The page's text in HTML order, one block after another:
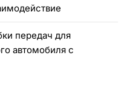
передач для
автомобиля с